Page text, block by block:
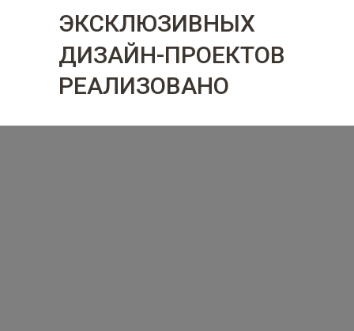
ЭКСКЛЮЗИВНЫХ
ДИЗАЙН-ПРОЕКТОВ
РЕАЛИЗОВАНО